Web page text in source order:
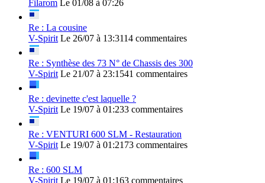
Filarom Le 01/08 à 07:26
Re : La cousine
V-Spirit Le 26/07 à 13:3114 commentaires
Re : Synthèse des 73 N° de Chassis des 300
V-Spirit Le 21/07 à 23:1541 commentaires
Re : devinette c'est laquelle ?
V-Spirit Le 19/07 à 01:233 commentaires
Re : VENTURI 600 SLM - Restauration
V-Spirit Le 19/07 à 01:2173 commentaires
Re : 600 SLM
V-Spirit Le 19/07 à 01:163 commentaires